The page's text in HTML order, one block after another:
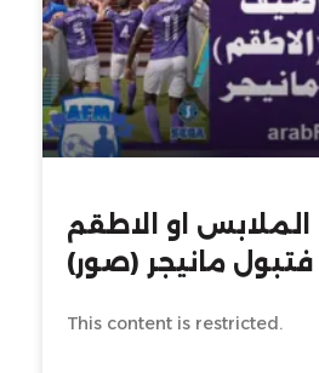
او الاطقم
مانيجر (صور)
This content is restricted.